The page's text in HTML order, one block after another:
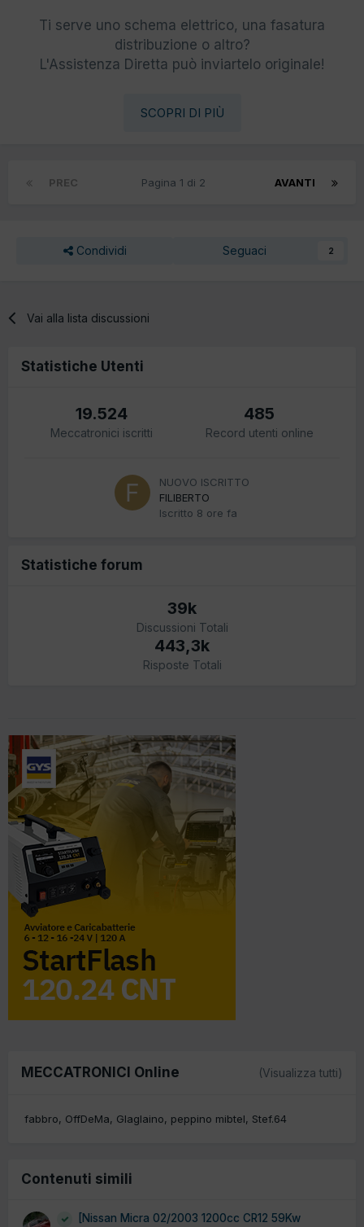
Ti serve uno schema elettrico, una fasatura
distribuzione o altro?
L'Assistenza Diretta può inviartelo originale!
SCOPRI DI PIÙ
PREC AVANTI
Pagina 1 di 2
Condividi Seguaci 2
Vai alla lista discussioni
Statistiche Utenti
19.524
Meccatronici iscritti
485
Record utenti online
NUOVO ISCRITTO
FILIBERTO
Iscritto 8 ore fa
Statistiche forum
39k
Discussioni Totali
443,3k
Risposte Totali
MECCATRONICI Online (Visualizza tutti)
fabbro OffDeMa Glaglaino peppino mibtel Stef.64
Contenuti simili
[Nissan Micra 02/2003 1200cc CR12 59Kw